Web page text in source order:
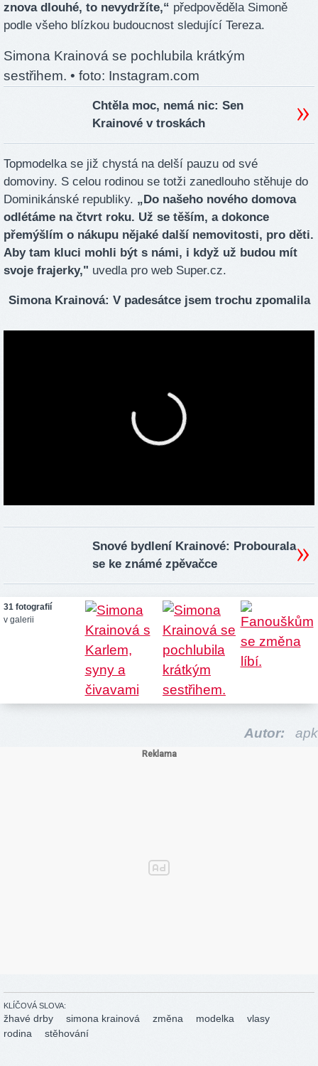
znova dlouhé, to nevydržíte,“ předpověděla Simoně
podle všeho blízkou budoucnost sledující Tereza.
Simona Krainová se pochlubila krátkým
sestřihem. • foto: Instagram.com
Chtěla moc, nemá nic: Sen
Krainové v troskách
Topmodelka se již chystá na delší pauzu od své
domoviny. S celou rodinou se totži zanedlouho stěhuje do
Dominikánské republiky. „Do našeho nového domova
odlétáme na čtvrt roku. Už se těším, a dokonce
přemýšlím o nákupu nějaké další nemovitosti, pro děti.
Aby tam kluci mohli být s námi, i když už budou mít
svoje frajerky," uvedla pro web Super.cz.
Simona Krainová: V padesátce jsem trochu zpomalila
Snové bydlení Krainové: Probourala
se ke známé zpěvačce
31 fotografií
v galerii
Autor: apk
KLÍČOVÁ SLOVA:
žhavé drby simona krainová změna modelka
vlasy
rodina
stěhování